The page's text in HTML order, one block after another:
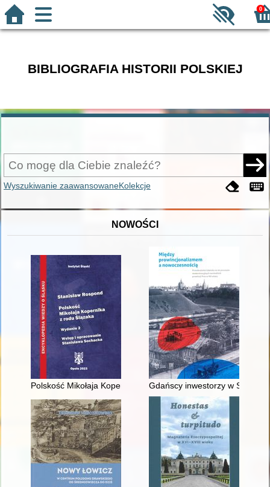
0
BIBLIOGRAFIA HISTORII POLSKIEJ
Wyszukiwanie zaawansowaneKolekcje
NOWOŚCI
Polskość Mikołaja Kopernika z rodu Ślązaka
Gdańscy inwestorzy w